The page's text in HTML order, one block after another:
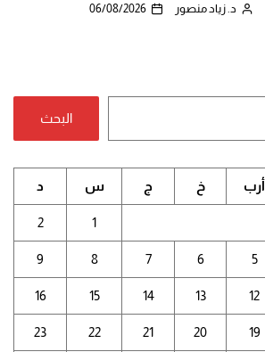
د. زياد منصور 06/08/2026
البحث
أرب خ ج س د
1
2
5
6
7
8
9
12
13
14
15
16
19
20
21
22
23